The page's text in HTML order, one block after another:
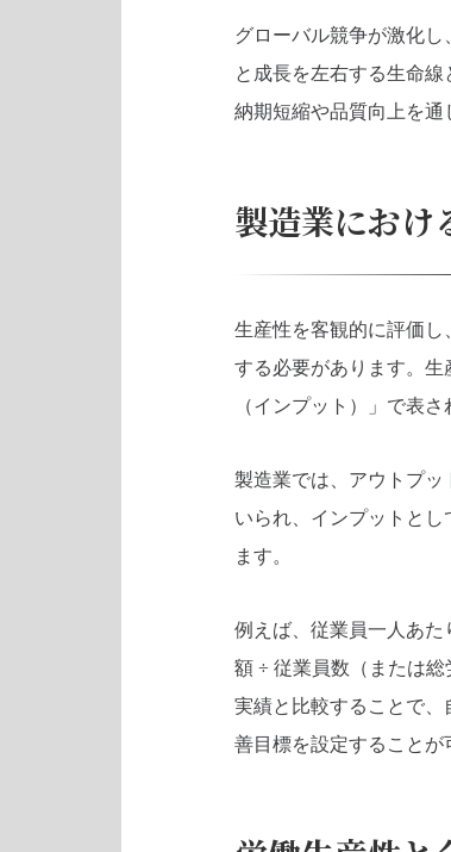
グローバル競争が激化
と成長を左右する生命線
納期短縮や品質向上を通
製造業におけ
生産性を客観的に評価
する必要があります。
（インプット）」で表さ
製造業では、アウトプッ
いられ、インプットと
ます。
例えば、従業員一人あ
額 ÷ 従業員数（または
実績と比較することで
善目標を設定することが